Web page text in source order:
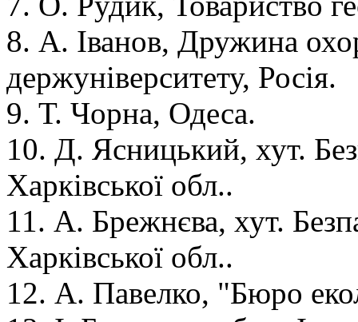
8. А. Іванов, Дружина
держуніверситету, Росія.
9. Т. Чорна, Одеса.
10. Д. Ясницький, хут.
Харківської обл..
11. А. Брежнєва, хут.
Харківської обл..
12. А. Павелко, "Бюро